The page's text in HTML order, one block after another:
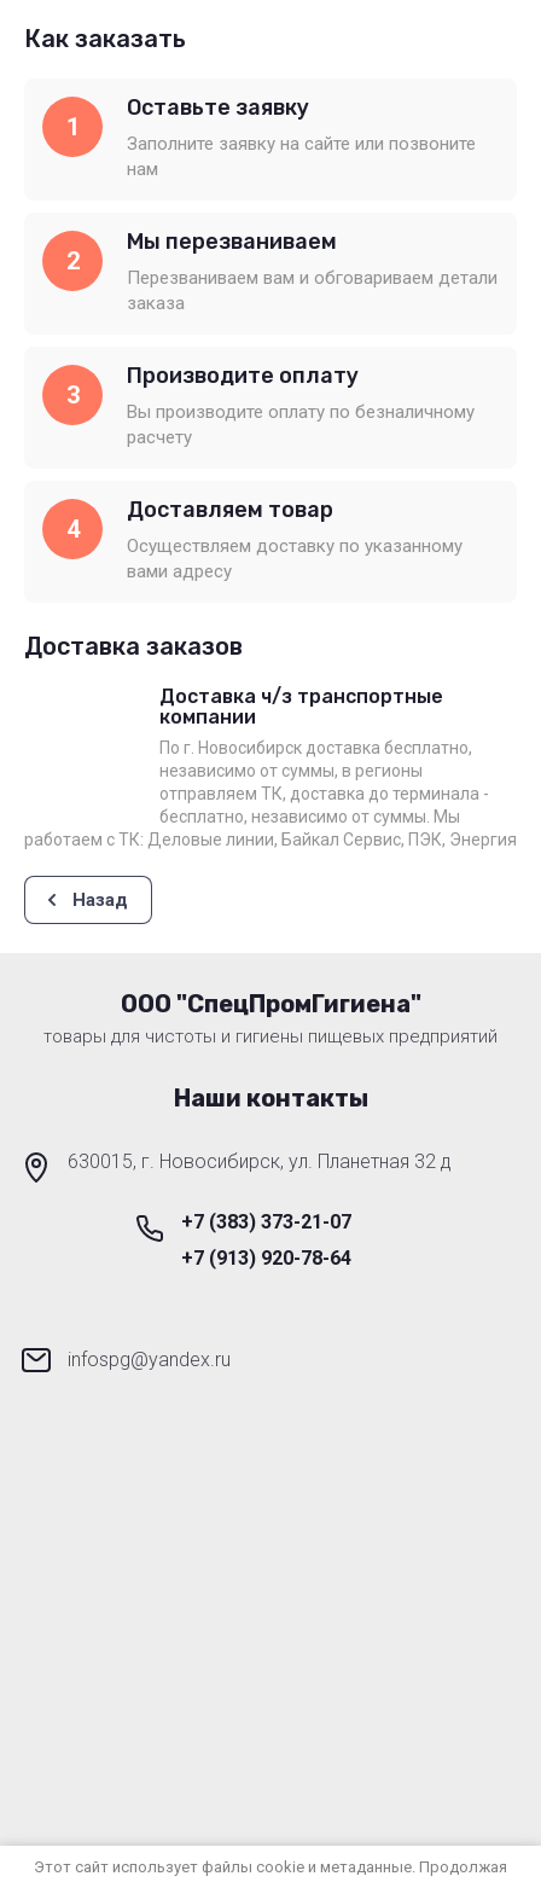
Как заказать
1
Оставьте заявку
Заполните заявку на сайте или позвоните
нам
2
Мы перезваниваем
Перезваниваем вам и обговариваем детали
заказа
3
Производите оплату
Вы производите оплату по безналичному
расчету
4
Доставляем товар
Осуществляем доставку по указанному
вами адресу
Доставка заказов
Доставка ч/з транспортные
компании
По г. Новосибирск доставка бесплатно,
независимо от суммы, в регионы
отправляем ТК, доставка до терминала -
бесплатно, независимо от суммы. Мы
работаем с ТК: Деловые линии, Байкал Сервис, ПЭК, Энергия
Назад
ООО "СпецПромГигиена"
товары для чистоты и гигиены пищевых предприятий
Наши контакты
630015, г. Новосибирск, ул. Планетная 32 д
+7 (383) 373-21-07
+7 (913) 920-78-64
infospg@yandex.ru
© 2023 - 2026 ООО "СпецПромГигиена"
Этот сайт использует файлы cookie и метаданные. Продолжая